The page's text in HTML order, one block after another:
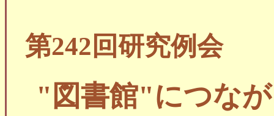
第242回研究例会
"図書館"につな